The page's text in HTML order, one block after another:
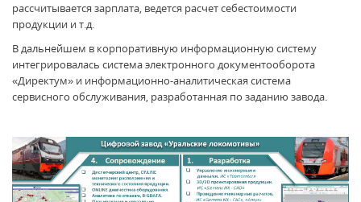
рассчитывается зарплата, ведется расчет себестоимости
продукции и т.д.
В дальнейшем в корпоративную информационную систему
интегрировалась система электронного документооборота
«Директум» и информационно-аналитическая система
сервисного обслуживания, разработанная по заданию завода.